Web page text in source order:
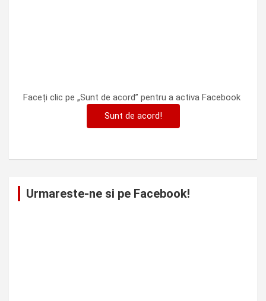
Faceți clic pe „Sunt de acord” pentru a activa Facebook
Sunt de acord!
Urmareste-ne si pe Facebook!